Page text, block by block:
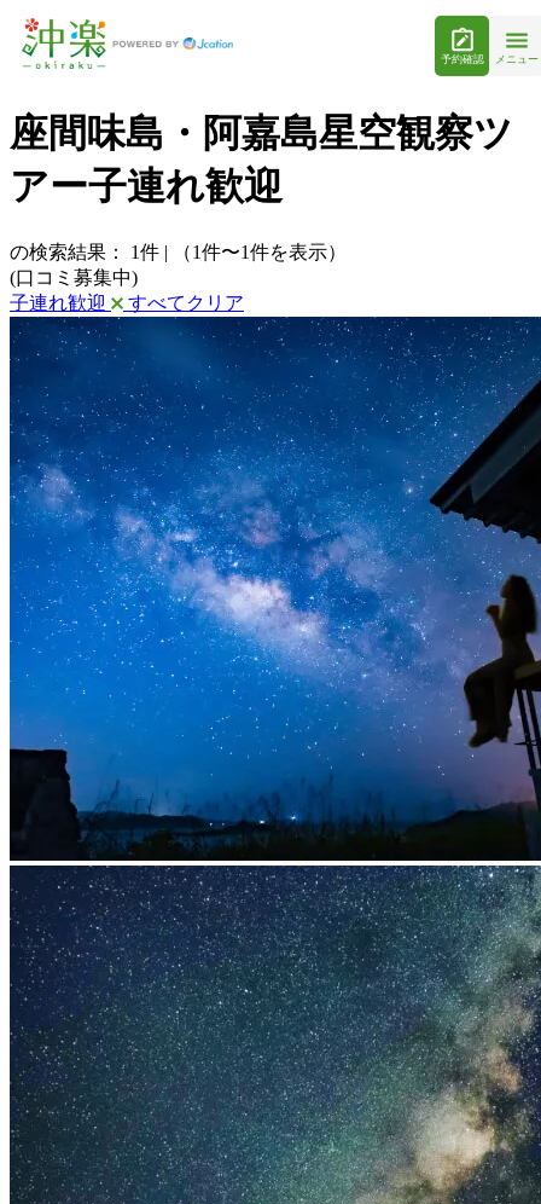
予約確認 メニュー
座間味島・阿嘉島星空観察ツ
アー子連れ歓迎
の検索結果： 1件 |
（1件〜1件を表示）
(口コミ募集中)
子連れ歓迎
すべてクリア